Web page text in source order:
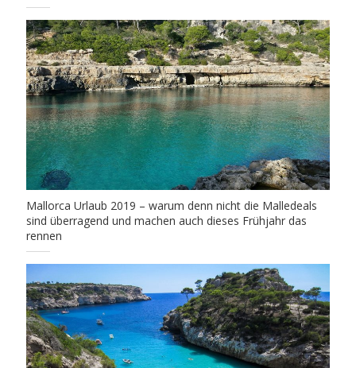
Mallorca Urlaub 2019 – warum denn nicht die Malledeals
sind überragend und machen auch dieses Frühjahr das
rennen